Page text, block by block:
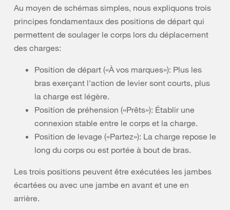
Au moyen de schémas simples, nous expliquons trois
principes fondamentaux des positions de départ qui
permettent de soulager le corps lors du déplacement
des charges:
Position de départ («À vos marques»): Plus les
bras exerçant l'action de levier sont courts, plus
la charge est légère.
Position de préhension («Prêts»): Établir une
connexion stable entre le corps et la charge.
Position de levage («Partez»): La charge repose le
long du corps ou est portée à bout de bras.
Les trois positions peuvent être exécutées les jambes
écartées ou avec une jambe en avant et une en
arrière.